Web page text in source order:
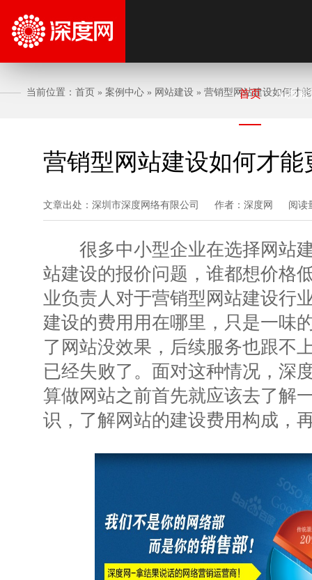
首页 AI搜索
当前位置： 首页 » 案例中心 » 网站建设 » 营销型网站建设如何才
营销型网站建设如何才能
文章出处：深圳市深度网络有限公司 作者：深度网 阅读
很多中小型企业在选择网站建
站建设的报价问题，谁都想价格
业负责人对于营销型网站建设行
建设的费用用在哪里，只是一味
了网站没效果，后续服务也跟不
已经失败了。面对这种情况，深
算做网站之前首先就应该去了解
识，了解网站的建设费用构成，